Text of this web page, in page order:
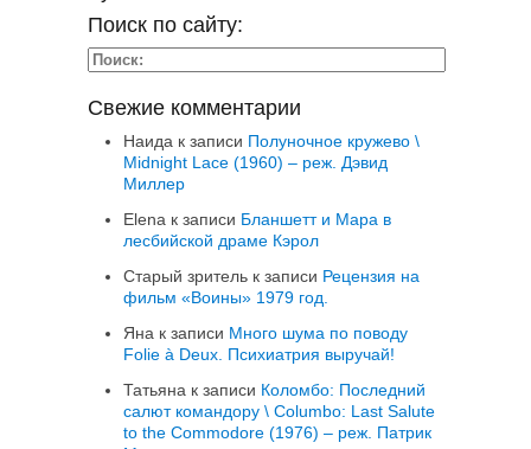
Поиск по сайту:
Свежие комментарии
Наида к записи Полуночное кружево \
Midnight Lace (1960) – реж. Дэвид
Миллер
Elena к записи Бланшетт и Мара в
лесбийской драме Кэрол
Старый зритель к записи Рецензия на
фильм «Воины» 1979 год.
Яна к записи Много шума по поводу
Folie à Deux. Психиатрия выручай!
Татьяна к записи Коломбо: Последний
салют командору \ Columbo: Last Salute
to the Commodore (1976) – реж. Патрик